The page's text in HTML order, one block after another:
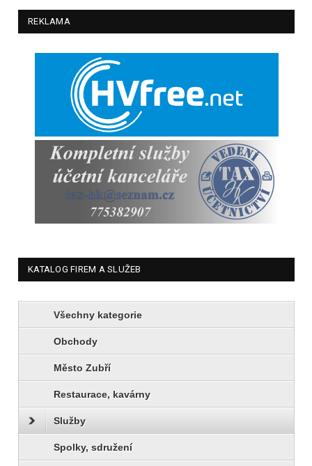
REKLAMA
KATALOG FIREM A SLUŽEB
Všechny kategorie
Obchody
Město Zubří
Restaurace, kavárny
Služby
Spolky, sdružení